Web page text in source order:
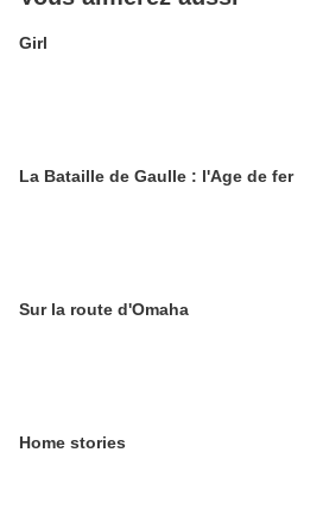
Girl
La Bataille de Gaulle : l'Age de fer
Sur la route d'Omaha
Home stories